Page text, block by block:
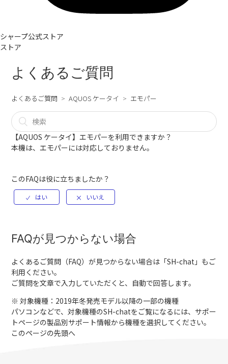
シャープ公式ストア
ストア
よくあるご質問
よくあるご質問 AQUOS ケータイ エモパー
【AQUOS ケータイ】エモパーを利用できますか？
本機は、エモパーには対応しておりません。
このFAQは役に立ちましたか？
FAQが見つからない場合
よくあるご質問（FAQ）が見つからない場合は「SH-chat 」もご
利用ください。
ご質問を文章で入力していただくと、自動で回答します。
※ 対象機種：2019年冬発売モデル以降の一部の機種
パソコンなどで、対象機種のSH-chatをご覧になるには、サポー
トページの製品別サポート情報から機種を選択してください。
このページの先頭へ